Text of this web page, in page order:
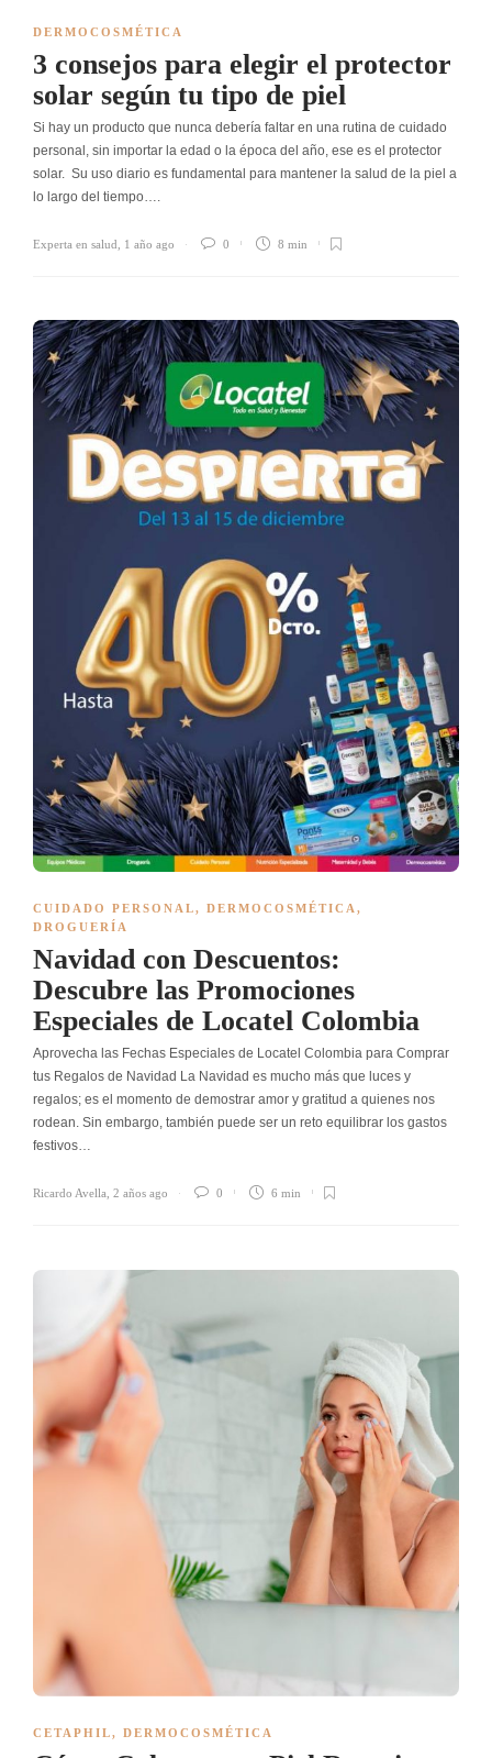
DERMOCOSMÉTICA
3 consejos para elegir el protector
solar según tu tipo de piel
Si hay un producto que nunca debería faltar en una rutina de cuidado
personal, sin importar la edad o la época del año, ese es el protector
solar. Su uso diario es fundamental para mantener la salud de la piel a
lo largo del tiempo….
Experta en salud 1 año ago 0 8 min
CUIDADO PERSONAL, DERMOCOSMÉTICA ,
DROGUERÍA
Navidad con Descuentos:
Descubre las Promociones
Especiales de Locatel Colombia
Aprovecha las Fechas Especiales de Locatel Colombia para Comprar
tus Regalos de Navidad La Navidad es mucho más que luces y
regalos; es el momento de demostrar amor y gratitud a quienes nos
rodean. Sin embargo, también puede ser un reto equilibrar los gastos
festivos…
Ricardo Avella 2 años ago 0 6 min
CETAPHIL, DERMOCOSMÉTICA